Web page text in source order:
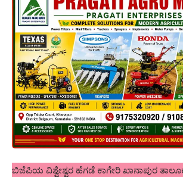
ಬಿಜೆಪಿಯ ವಿಶ್ವೇಶ್ವರ ಹೆಗಡೆ ಕಾಗೇರಿ ಖಾನಾಪುರ